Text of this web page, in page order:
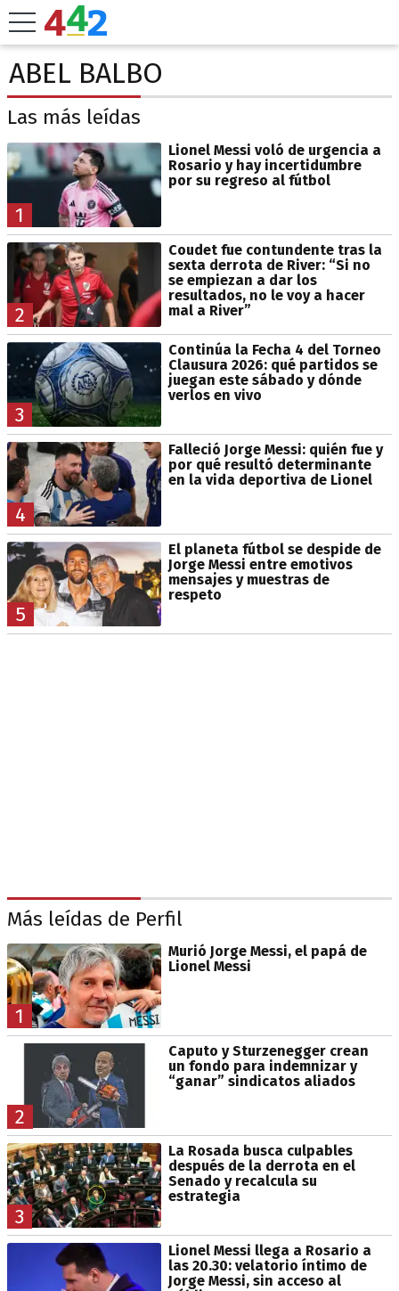
ABEL BALBO
Las más leídas
1
Lionel Messi voló de urgencia a
Rosario y hay incertidumbre
por su regreso al fútbol
2
Coudet fue contundente tras la
sexta derrota de River: “Si no
se empiezan a dar los
resultados, no le voy a hacer
mal a River”
3
Continúa la Fecha 4 del Torneo
Clausura 2026: qué partidos se
juegan este sábado y dónde
verlos en vivo
4
Falleció Jorge Messi: quién fue y
por qué resultó determinante
en la vida deportiva de Lionel
5
El planeta fútbol se despide de
Jorge Messi entre emotivos
mensajes y muestras de
respeto
Más leídas de Perfil
1
Murió Jorge Messi, el papá de
Lionel Messi
2
Caputo y Sturzenegger crean
un fondo para indemnizar y
“ganar” sindicatos aliados
3
La Rosada busca culpables
después de la derrota en el
Senado y recalcula su
estrategia
Lionel Messi llega a Rosario a
las 20.30: velatorio íntimo de
Jorge Messi, sin acceso al